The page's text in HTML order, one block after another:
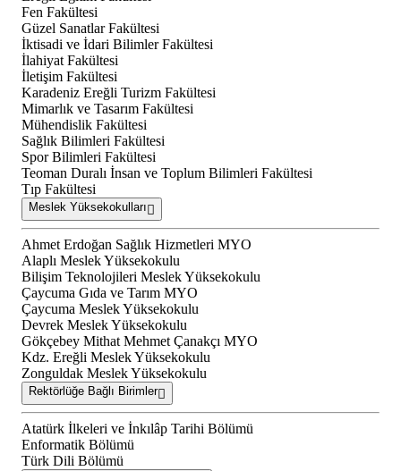
Fen Fakültesi
Güzel Sanatlar Fakültesi
İktisadi ve İdari Bilimler Fakültesi
İlahiyat Fakültesi
İletişim Fakültesi
Karadeniz Ereğli Turizm Fakültesi
Mimarlık ve Tasarım Fakültesi
Mühendislik Fakültesi
Sağlık Bilimleri Fakültesi
Spor Bilimleri Fakültesi
Teoman Duralı İnsan ve Toplum Bilimleri Fakültesi
Tıp Fakültesi
Meslek Yüksekokulları
Ahmet Erdoğan Sağlık Hizmetleri MYO
Alaplı Meslek Yüksekokulu
Bilişim Teknolojileri Meslek Yüksekokulu
Çaycuma Gıda ve Tarım MYO
Çaycuma Meslek Yüksekokulu
Devrek Meslek Yüksekokulu
Gökçebey Mithat Mehmet Çanakçı MYO
Kdz. Ereğli Meslek Yüksekokulu
Zonguldak Meslek Yüksekokulu
Rektörlüğe Bağlı Birimler
Atatürk İlkeleri ve İnkılâp Tarihi Bölümü
Enformatik Bölümü
Türk Dili Bölümü